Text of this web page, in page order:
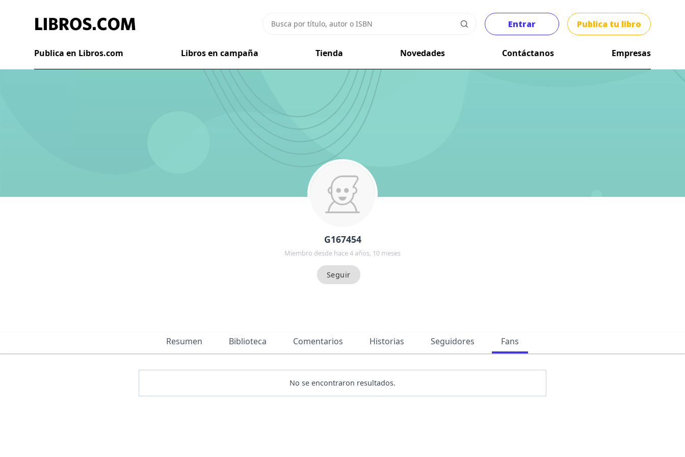
Entrar Publica tu libro
Publica en Libros.com Libros en campaña Tienda Novedades Contáctanos Empresas
G167454
Miembro desde hace 4 años, 10 meses
Resumen Biblioteca Comentarios Historias Seguidores Fans
No se encontraron resultados.